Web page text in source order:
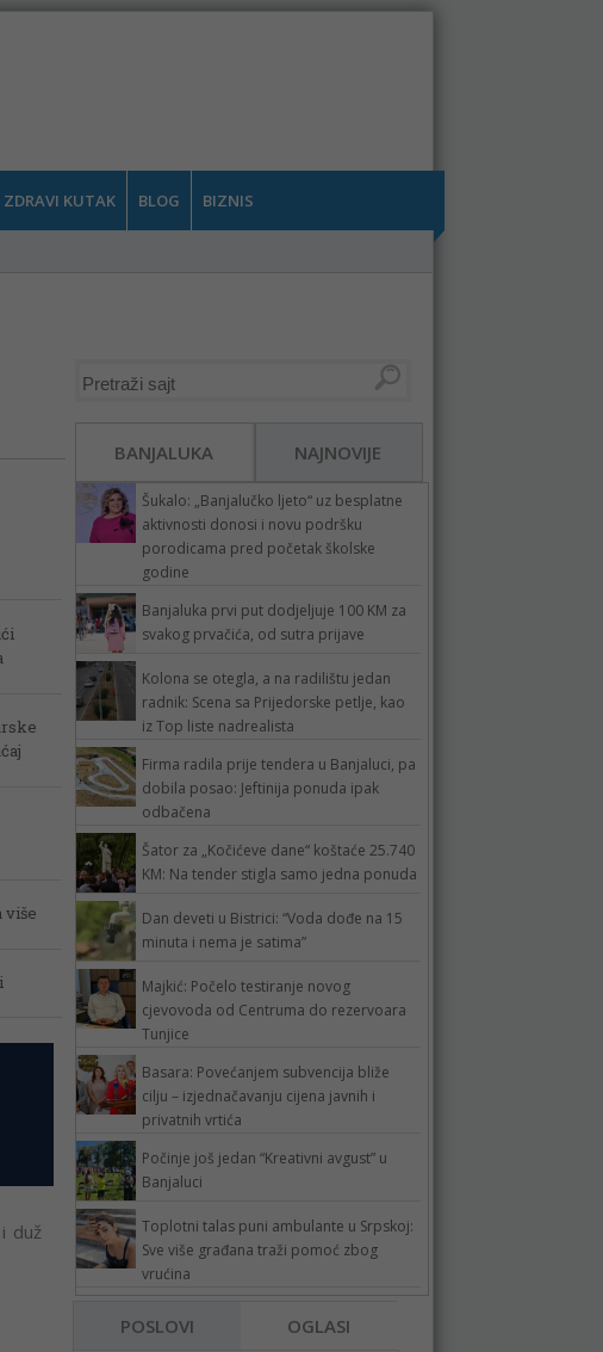
ZDRAVI KUTAK BLOG BIZNIS
više
duž
BANJALUKA NAJNOVIJE
Šukalo: „Banjalučko ljeto“ uz besplatne
aktivnosti donosi i novu podršku
porodicama pred početak školske
godine
Banjaluka prvi put dodjeljuje 100 KM za
svakog prvačića, od sutra prijave
Kolona se otegla, a na radilištu jedan
radnik: Scena sa Prijedorske petlje, kao
iz Top liste nadrealista
Firma radila prije tendera u Banjaluci, pa
dobila posao: Jeftinija ponuda ipak
odbačena
Šator za „Kočićeve dane“ koštaće 25.740
KM: Na tender stigla samo jedna ponuda
Dan deveti u Bistrici: “Voda dođe na 15
minuta i nema je satima”
Majkić: Počelo testiranje novog
cjevovoda od Centruma do rezervoara
Tunjice
Basara: Povećanjem subvencija bliže
cilju – izjednačavanju cijena javnih i
privatnih vrtića
Počinje još jedan “Kreativni avgust” u
Banjaluci
Toplotni talas puni ambulante u Srpskoj:
Sve više građana traži pomoć zbog
vrućina
POSLOVI OGLASI